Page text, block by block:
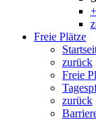
+
Freie Plätze
zurück
Freie
zurück